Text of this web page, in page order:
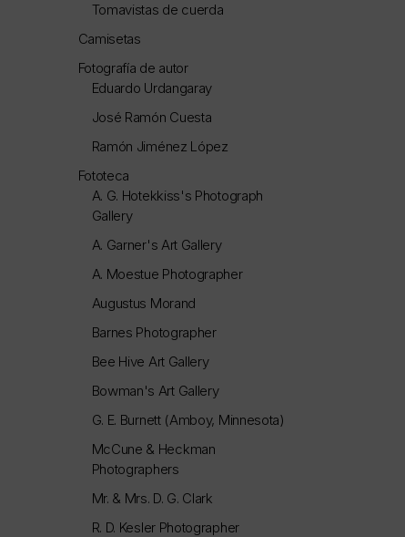
Tomavistas de cuerda
Camisetas
Fotografía de autor
Eduardo Urdangaray
José Ramón Cuesta
Ramón Jiménez López
Fototeca
A. G. Hotekkiss's Photograph
Gallery
A. Garner's Art Gallery
A. Moestue Photographer
Augustus Morand
Barnes Photographer
Bee Hive Art Gallery
Bowman's Art Gallery
G. E. Burnett (Amboy, Minnesota)
McCune & Heckman
Photographers
Mr. & Mrs. D. G. Clark
R. D. Kesler Photographer